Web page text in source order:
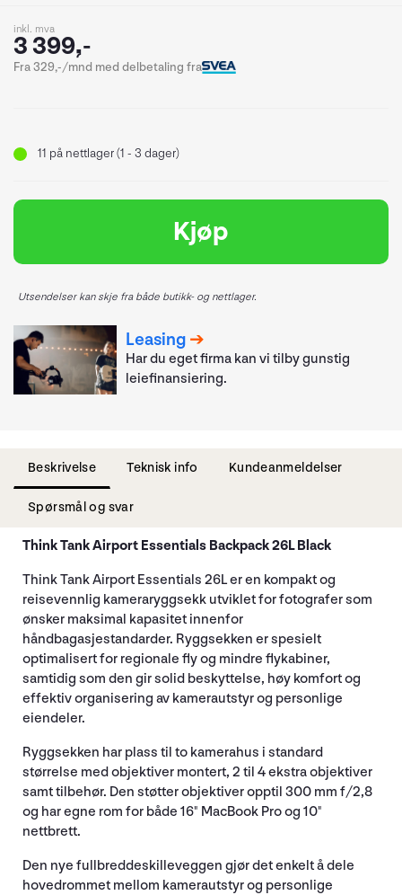
inkl. mva
3 399,-
Fra 329,-/mnd med delbetaling fra
11 på nettlager (1 - 3 dager)
Kjøp
Utsendelser kan skje fra både butikk- og nettlager.
Leasing
Har du eget firma kan vi tilby gunstig
leiefinansiering.
Beskrivelse Teknisk info Kundeanmeldelser
Spørsmål og svar
Think Tank Airport Essentials Backpack 26L Black
Think Tank Airport Essentials 26L er en kompakt og
reisevennlig kameraryggsekk utviklet for fotografer som
ønsker maksimal kapasitet innenfor
håndbagasjestandarder. Ryggsekken er spesielt
optimalisert for regionale fly og mindre flykabiner,
samtidig som den gir solid beskyttelse, høy komfort og
effektiv organisering av kamerautstyr og personlige
eiendeler.
Ryggsekken har plass til to kamerahus i standard
størrelse med objektiver montert, 2 til 4 ekstra objektiver
samt tilbehør. Den støtter objektiver opptil 300 mm f/2,8
og har egne rom for både 16" MacBook Pro og 10"
nettbrett.
Den nye fullbreddeskilleveggen gjør det enkelt å dele
hovedrommet mellom kamerautstyr og personlige